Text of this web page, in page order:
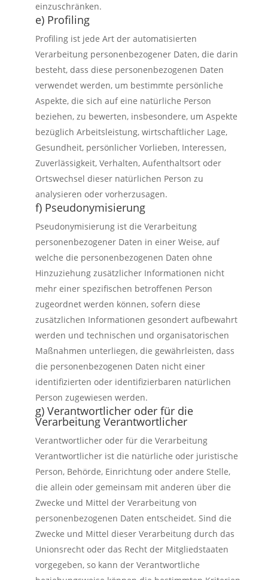
einzuschränken.
e) Profiling
Profiling ist jede Art der automatisierten
Verarbeitung personenbezogener Daten, die darin
besteht, dass diese personenbezogenen Daten
verwendet werden, um bestimmte persönliche
Aspekte, die sich auf eine natürliche Person
beziehen, zu bewerten, insbesondere, um Aspekte
bezüglich Arbeitsleistung, wirtschaftlicher Lage,
Gesundheit, persönlicher Vorlieben, Interessen,
Zuverlässigkeit, Verhalten, Aufenthaltsort oder
Ortswechsel dieser natürlichen Person zu
analysieren oder vorherzusagen.
f) Pseudonymisierung
Pseudonymisierung ist die Verarbeitung
personenbezogener Daten in einer Weise, auf
welche die personenbezogenen Daten ohne
Hinzuziehung zusätzlicher Informationen nicht
mehr einer spezifischen betroffenen Person
zugeordnet werden können, sofern diese
zusätzlichen Informationen gesondert aufbewahrt
werden und technischen und organisatorischen
Maßnahmen unterliegen, die gewährleisten, dass
die personenbezogenen Daten nicht einer
identifizierten oder identifizierbaren natürlichen
Person zugewiesen werden.
g) Verantwortlicher oder für die
Verarbeitung Verantwortlicher
Verantwortlicher oder für die Verarbeitung
Verantwortlicher ist die natürliche oder juristische
Person, Behörde, Einrichtung oder andere Stelle,
die allein oder gemeinsam mit anderen über die
Zwecke und Mittel der Verarbeitung von
personenbezogenen Daten entscheidet. Sind die
Zwecke und Mittel dieser Verarbeitung durch das
Unionsrecht oder das Recht der Mitgliedstaaten
vorgegeben, so kann der Verantwortliche